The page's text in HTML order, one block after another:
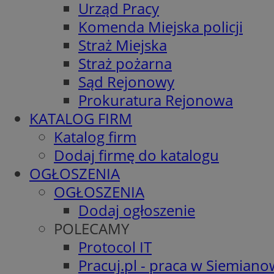
Urząd Pracy
Komenda Miejska policji
Straż Miejska
Straż pożarna
Sąd Rejonowy
Prokuratura Rejonowa
KATALOG FIRM
Katalog firm
Dodaj firmę do katalogu
OGŁOSZENIA
OGŁOSZENIA
Dodaj ogłoszenie
POLECAMY
Protocol IT
Pracuj.pl - praca w